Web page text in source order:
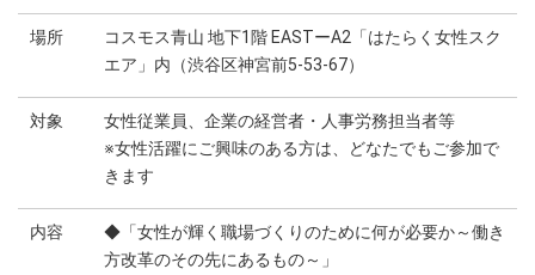
場所
コスモス青山 地下1階 EASTーA2「はたらく女性スク
エア」内（渋谷区神宮前5-53-67）
対象
女性従業員、企業の経営者・人事労務担当者等
※女性活躍にご興味のある方は、どなたでもご参加で
きます
内容
◆「女性が輝く職場づくりのために何が必要か～働き
方改革のその先にあるもの～」